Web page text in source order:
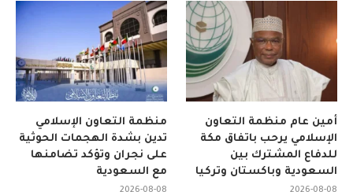
منظمة التعاون الإسلامي
تدين بشدة الهجمات الحوثية
على نجران وتؤكد تضامنها
مع السعودية
أمين عام منظمة التعاون
الإسلامي يرحب باتفاق مكة
للدفاع المشترك بين
السعودية وباكستان وتركيا